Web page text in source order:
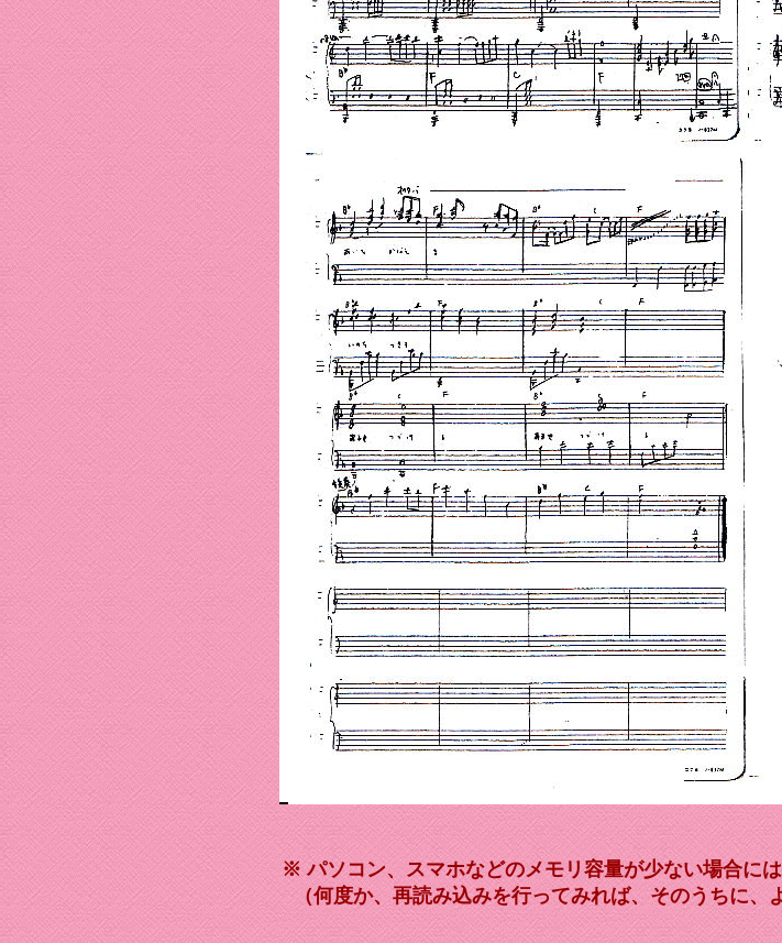
※ パソコン、スマホなどのメモリ容量が少ない場合に
（何度か、再読み込みを行ってみれば、そのうちに、